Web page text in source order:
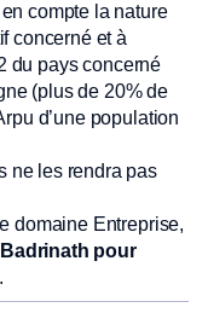
compte la nature
concerné et à
du pays concerné
(plus de 20% de
d’une population
ne les rendra pas
domaine Entreprise,
pour